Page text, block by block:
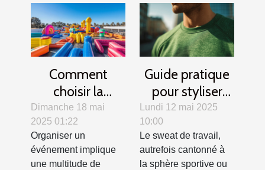
Comment
choisir la
structure
gonflable idéale
pour votre
événement
Dimanche 18 mai
2025 01:22
Organiser un
événement implique
une multitude de
Guide pratique
pour styliser
votre sweat de
travail en toutes
saisons
Lundi 12 mai 2025
10:00
Le sweat de travail,
autrefois cantonné à
la sphère sportive ou